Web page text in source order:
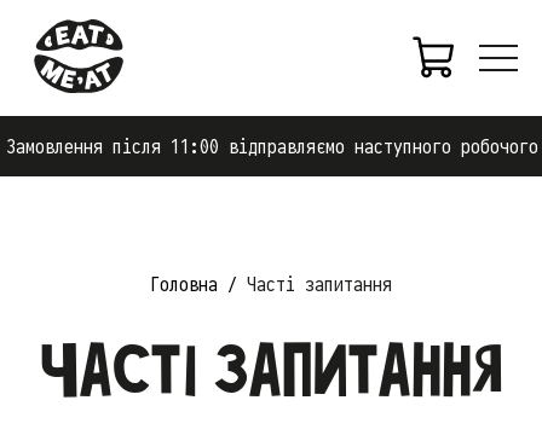
після 11:00 відправляємо наступного робочого
Головна Часті запитання
Часті запитання